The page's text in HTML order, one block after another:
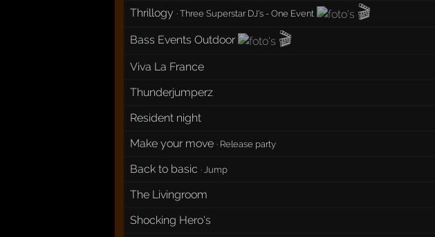
Thrillogy ·Three Superstar DJ's - One Event 🎬
Bass Events Outdoor
🎬
Viva La France
Thunderjumperz
Resident night
Make your move · Release party
Back to basic · Jump
The Livingroom
Shocking Hero's